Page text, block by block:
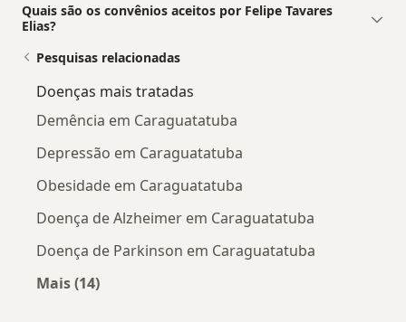
Quais são os convênios aceitos por Felipe Tavares
Elias?
Pesquisas relacionadas
Doenças mais tratadas
Demência em Caraguatatuba
Depressão em Caraguatatuba
Obesidade em Caraguatatuba
Doença de Alzheimer em Caraguatatuba
Doença de Parkinson em Caraguatatuba
Mais (14)